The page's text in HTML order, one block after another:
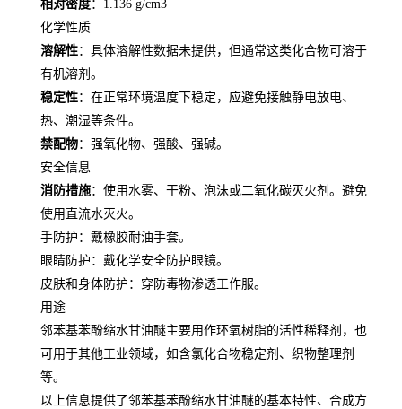
相对密度：1.136 g/cm3
化学性质
溶解性：具体溶解性数据未提供，但通常这类化合物可溶于
有机溶剂。
稳定性：在正常环境温度下稳定，应避免接触静电放电、
热、潮湿等条件。
禁配物：强氧化物、强酸、强碱。
安全信息
消防措施：使用水雾、干粉、泡沫或二氧化碳灭火剂。避免
使用直流水灭火。
手防护：戴橡胶耐油手套。
眼睛防护：戴化学安全防护眼镜。
皮肤和身体防护：穿防毒物渗透工作服。
用途
邻苯基苯酚缩水甘油醚主要用作环氧树脂的活性稀释剂，也
可用于其他工业领域，如含氯化合物稳定剂、织物整理剂
等。
以上信息提供了邻苯基苯酚缩水甘油醚的基本特性、合成方